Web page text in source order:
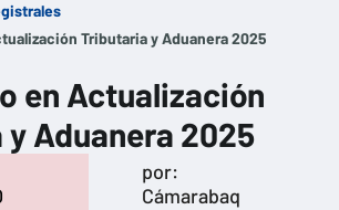
Tributaria y Aduanera 2025
en Actualización
Aduanera 2025
por:
Cámarabaq